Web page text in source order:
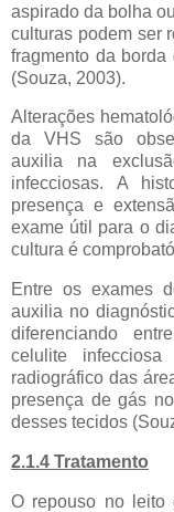
aspirado da bolha
culturas podem ser
fragmento da
(Souza, 2003).
Alterações
da VHS são
auxilia na
infecciosas. A
presença e
exame útil para o
cultura é
Entre os exames
auxilia no
diferenciando
celulite
radiográfico das
presença de gás
desses tecidos
2.1.4 Tratamento
O repouso no leito